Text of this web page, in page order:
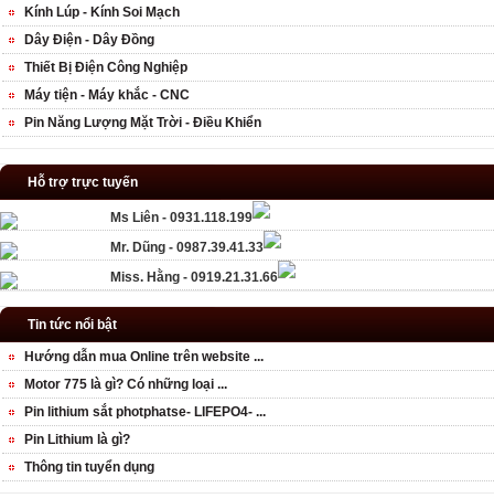
Kính Lúp - Kính Soi Mạch
Dây Điện - Dây Đồng
Thiết Bị Điện Công Nghiệp
Máy tiện - Máy khắc - CNC
Pin Năng Lượng Mặt Trời - Điều Khiển
Hỗ trợ trực tuyến
Ms Liên - 0931.118.199
Mr. Dũng - 0987.39.41.33
Miss. Hằng - 0919.21.31.66
Tin tức nổi bật
Hướng dẫn mua Online trên website ...
Motor 775 là gì? Có những loại ...
Pin lithium sắt photphatse- LIFEPO4- ...
Pin Lithium là gì?
Thông tin tuyển dụng